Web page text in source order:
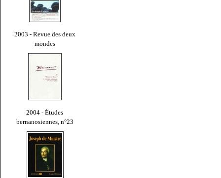
2003 - Revue des deux
mondes
2004 - Études
bernanosiennes, n°23